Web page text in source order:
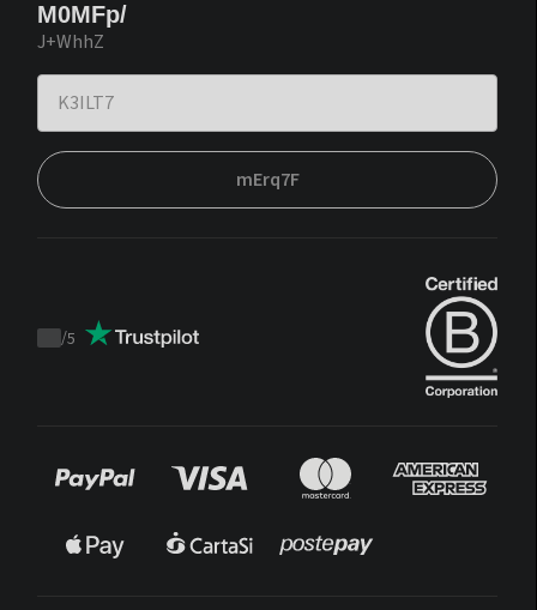
M0MFp/
J+WhhZ
mErq7F
Trustpilot
/5